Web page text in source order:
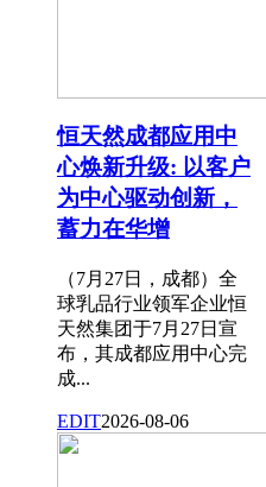
恒天然成都应用中
心焕新升级: 以客户
为中心驱动创新，
蓄力在华增
（7月27日，成都）全
球乳品行业领军企业恒
天然集团于7月27日宣
布，其成都应用中心完
成...
EDIT2026-08-06